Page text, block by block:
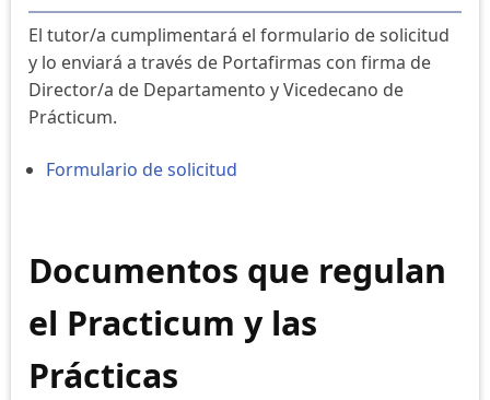
El tutor/a cumplimentará el formulario de solicitud
y lo enviará a través de Portafirmas con firma de
Director/a de Departamento y Vicedecano de
Prácticum.
Formulario de solicitud
Documentos que regulan
el Practicum y las
Prácticas